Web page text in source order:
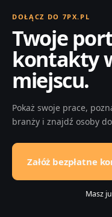
DOŁĄCZ DO 7PX.PL
Twoje
kontakty
miejscu.
Pokaż swoje prace,
branży i znajdź osoby
Załóż bezpłatne
Masz